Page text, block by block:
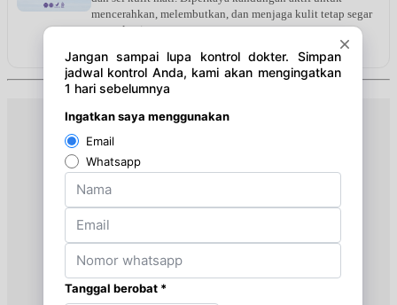
mencerahkan, melembutkan, dan menjaga kulit tetap segar
serta glowing.
Lihat detail & harga →